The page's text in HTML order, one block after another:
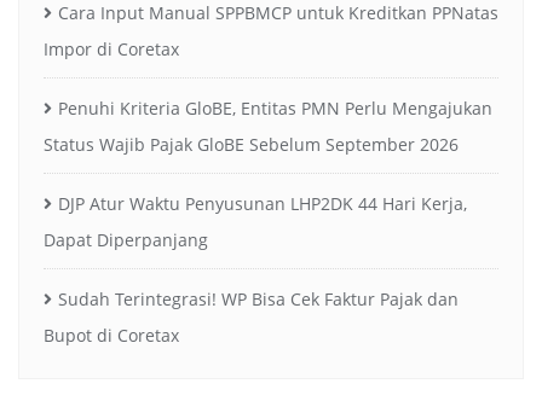
Cara Input Manual SPPBMCP untuk Kreditkan PPNatas
Impor di Coretax
Penuhi Kriteria GloBE, Entitas PMN Perlu Mengajukan
Status Wajib Pajak GloBE Sebelum September 2026
DJP Atur Waktu Penyusunan LHP2DK 44 Hari Kerja,
Dapat Diperpanjang
Sudah Terintegrasi! WP Bisa Cek Faktur Pajak dan
Bupot di Coretax